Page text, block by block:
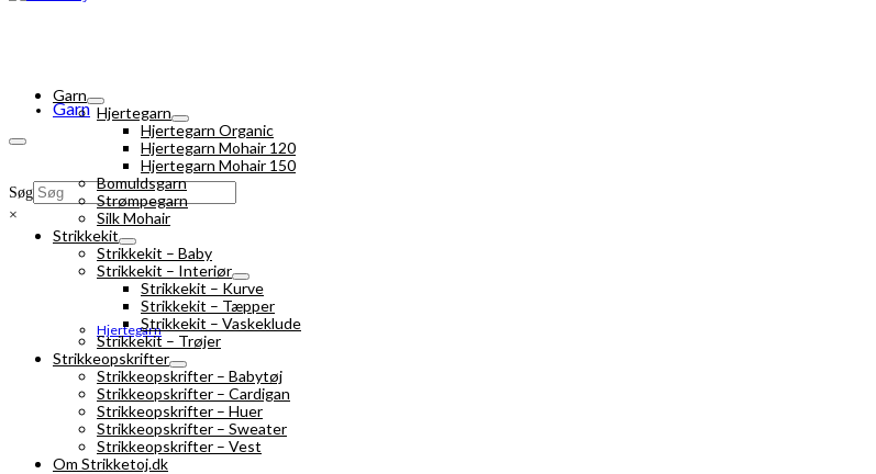
Garn
Hjertegarn
Søg
×
Garn
Hjertegarn
Hjertegarn Organic
Hjertegarn Mohair 120
Hjertegarn Mohair 150
Bomuldsgarn
Strømpegarn
Silk Mohair
Strikkekit
Strikkekit – Baby
Strikkekit – Interiør
Strikkekit – Kurve
Strikkekit – Tæpper
Strikkekit – Vaskeklude
Strikkekit – Trøjer
Strikkeopskrifter
Strikkeopskrifter – Babytøj
Strikkeopskrifter – Cardigan
Strikkeopskrifter – Huer
Strikkeopskrifter – Sweater
Strikkeopskrifter – Vest
Om Strikketoj.dk